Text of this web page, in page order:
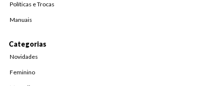
Políticas e Trocas
Manuais
Categorias
Novidades
Feminino